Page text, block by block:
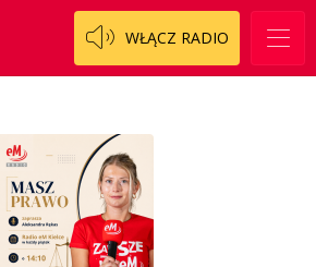
WŁĄCZ RADIO